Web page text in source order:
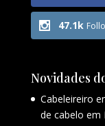
47.1k
Novidades
Cabeleireiro
de cabelo em